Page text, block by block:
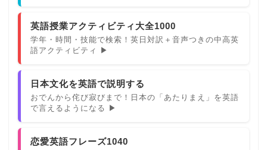
英語授業アクティビティ大全1000
学年・時間・技能で検索！英日対訳＋音声つきの中高英
語アクティビティ ▶
日本文化を英語で説明する
おでんから侘び寂びまで！日本の「あたりまえ」を英語
で言えるようになる ▶
恋愛英語フレーズ1040